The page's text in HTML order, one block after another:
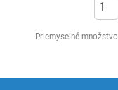
Priemyselné